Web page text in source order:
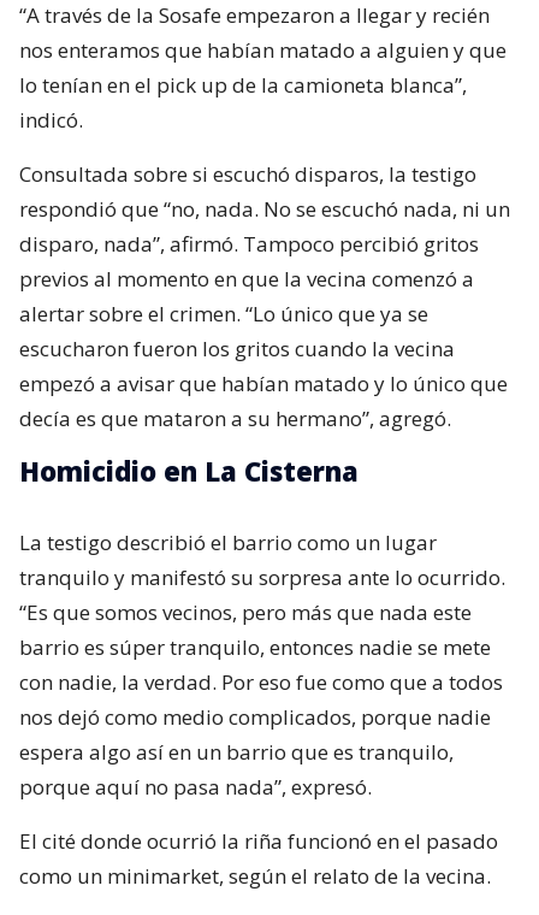
“A través de la Sosafe empezaron a llegar y recién
nos enteramos que habían matado a alguien y que
lo tenían en el pick up de la camioneta blanca”,
indicó.
Consultada sobre si escuchó disparos, la testigo
respondió que “no, nada. No se escuchó nada, ni un
disparo, nada”, afirmó. Tampoco percibió gritos
previos al momento en que la vecina comenzó a
alertar sobre el crimen. “Lo único que ya se
escucharon fueron los gritos cuando la vecina
empezó a avisar que habían matado y lo único que
decía es que mataron a su hermano”, agregó.
Homicidio en La Cisterna
La testigo describió el barrio como un lugar
tranquilo y manifestó su sorpresa ante lo ocurrido.
“Es que somos vecinos, pero más que nada este
barrio es súper tranquilo, entonces nadie se mete
con nadie, la verdad. Por eso fue como que a todos
nos dejó como medio complicados, porque nadie
espera algo así en un barrio que es tranquilo,
porque aquí no pasa nada”, expresó.
El cité donde ocurrió la riña funcionó en el pasado
como un minimarket, según el relato de la vecina.